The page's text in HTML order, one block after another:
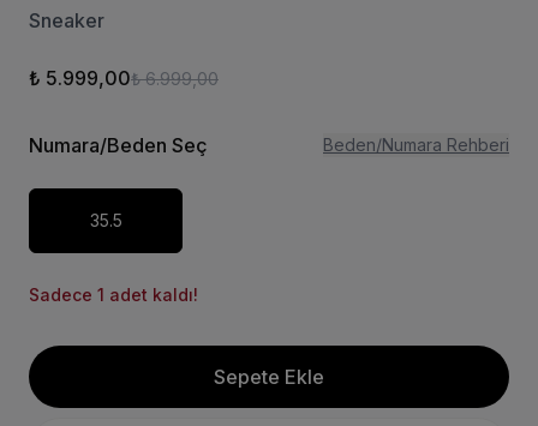
Sneaker
₺ 5.999,00₺ 6.999,00
Numara/Beden Seç Beden/Numara Rehberi
35.5
Sadece 1 adet kaldı!
Sepete Ekle